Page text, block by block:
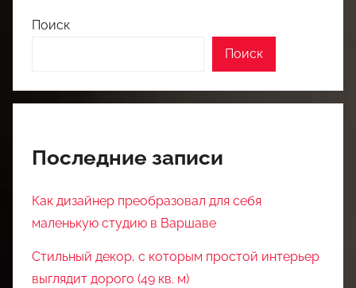
Поиск
Поиск
Последние записи
Как дизайнер преобразовал для себя
маленькую студию в Варшаве
Стильный декор, с которым простой интерьер
выглядит дорого (49 кв. м)